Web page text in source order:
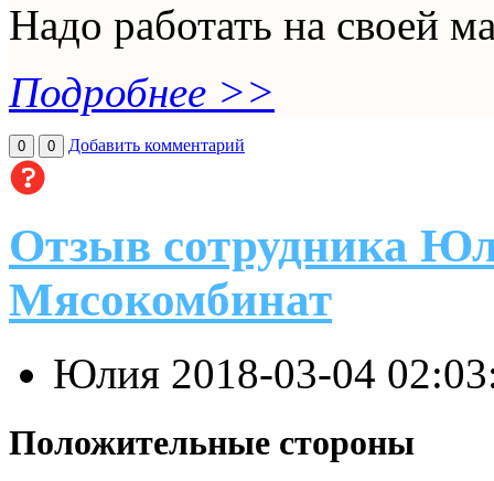
Надо работать на своей
Подробнее >>
0 0 Добавить комментарий
Отзыв сотрудника
Мясокомбинат
Юлия 2018-03-04
Положительные стороны